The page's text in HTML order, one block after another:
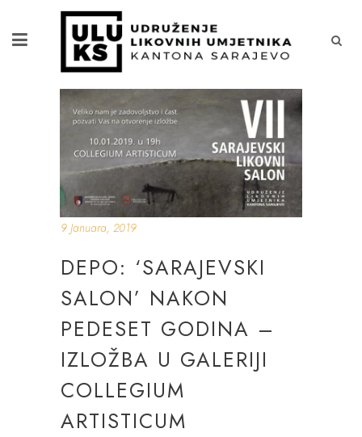
9 Januara, 2019
DEPO: ‘SARAJEVSKI
SALON’ NAKON
PEDESET GODINA –
IZLOŽBA U GALERIJI
COLLEGIUM
ARTISTICUM